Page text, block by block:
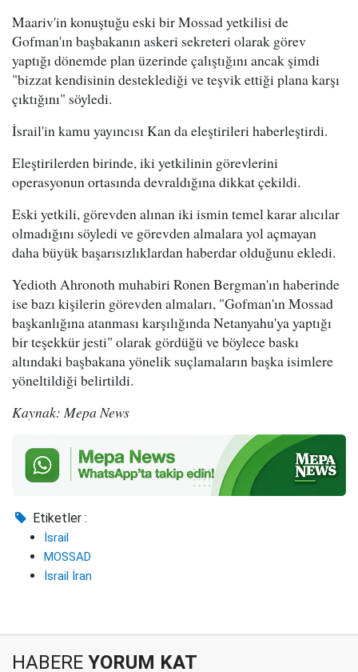
Maariv'in konuştuğu eski bir Mossad yetkilisi de
Gofman'ın başbakanın askeri sekreteri olarak görev
yaptığı dönemde plan üzerinde çalıştığını ancak şimdi
"bizzat kendisinin desteklediği ve teşvik ettiği plana karşı
çıktığını" söyledi.
İsrail'in kamu yayıncısı Kan da eleştirileri haberleştirdi.
Eleştirilerden birinde, iki yetkilinin görevlerini
operasyonun ortasında devraldığına dikkat çekildi.
Eski yetkili, görevden alınan iki ismin temel karar alıcılar
olmadığını söyledi ve görevden almalara yol açmayan
daha büyük başarısızlıklardan haberdar olduğunu ekledi.
Yedioth Ahronoth muhabiri Ronen Bergman'ın haberinde
ise bazı kişilerin görevden almaları, "Gofman'ın Mossad
başkanlığına atanması karşılığında Netanyahu'ya yaptığı
bir teşekkür jesti" olarak gördüğü ve böylece baskı
altındaki başbakana yönelik suçlamaların başka isimlere
yöneltildiği belirtildi.
Kaynak: Mepa News
Etiketler :
İsrail
MOSSAD
İsrail İran
HABERE YORUM KAT